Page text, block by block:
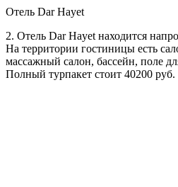
Отель Dar Hayet
2. Отель Dar Hayet находится
На территории гостиницы есть
массажный салон, бассейн, поле
Полный турпакет стоит 40200 руб.